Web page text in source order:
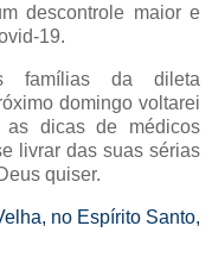
descontrole maior e
19.
famílias da dileta
domingo voltarei
dicas de médicos
livrar das suas sérias
quiser.
no Espírito Santo,